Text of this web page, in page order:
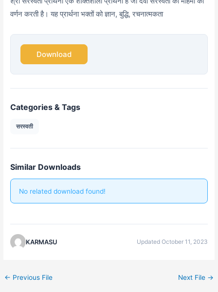
वर्णन करती है। यह प्रार्थना भक्तों को ज्ञान, बुद्धि, रचनात्मकता
Download
Categories & Tags
सरस्वती
Similar Downloads
No related download found!
KARMASU Updated October 11, 2023
← Previous File Next File →